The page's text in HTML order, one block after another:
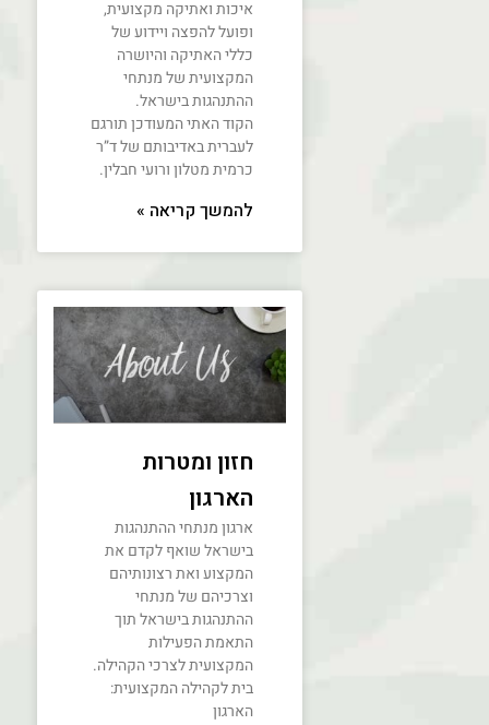
איכות ואתיקה מקצועית,
ופועל להפצה ויידוע של
כללי האתיקה והיושרה
המקצועית של מנתחי
ההתנהגות בישראל.
הקוד האתי המעודכן תורגם
לעברית באדיבותם של ד”ר
כרמית מטלון ורועי חבלין.
להמשך קריאה »
חזון ומטרות
הארגון
ארגון מנתחי ההתנהגות
בישראל שואף לקדם את
המקצוע ואת רצונותיהם
וצרכיהם של מנתחי
ההתנהגות בישראל תוך
התאמת הפעילות
המקצועית לצרכי הקהילה.
בית לקהילה המקצועית:
הארגון